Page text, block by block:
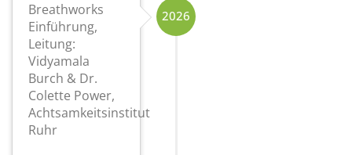
2026
Breathworks
Einführung,
Leitung:
Vidyamala
Burch & Dr.
Colette Power,
Achtsamkeitsinstitut
Ruhr